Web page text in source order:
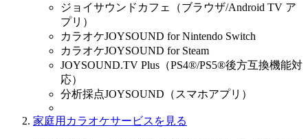
ジョイサウンドカフェ（ブラウザ/Android TV ア
プリ）
カラオケJOYSOUND for Nintendo Switch
カラオケJOYSOUND for Steam
JOYSOUND.TV Plus（PS4®/PS5®後方互換機能対
応）
分析採点JOYSOUND（スマホアプリ）
家庭用カラオケサービスを見る